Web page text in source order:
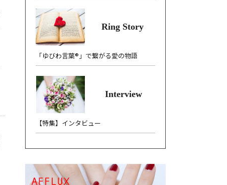
Ring Story
「ゆびわ言葉®」で繋がる愛の物語
Interview
【特集】インタビュー